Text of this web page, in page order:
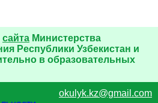
сайта Министерства
Республики Узбекистан и
в образовательных
okulyk.kz@gmail.com